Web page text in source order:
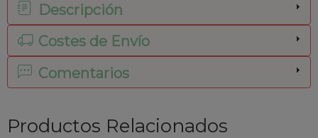
Descripción
Costes de Envío
Comentarios
Productos Relacionados